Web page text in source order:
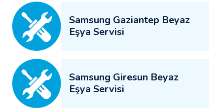
Samsung Gaziantep Beyaz
Eşya Servisi
Samsung Giresun Beyaz
Eşya Servisi